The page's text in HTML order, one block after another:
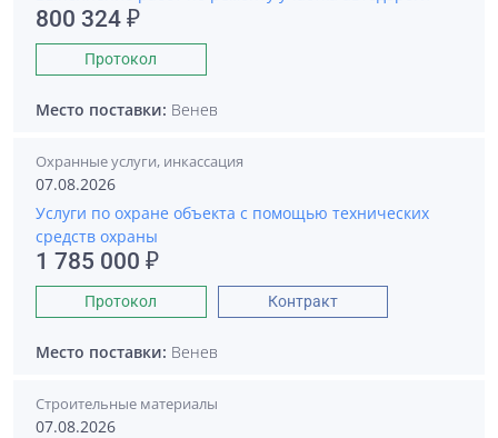
800 324 ₽
Протокол
Место поставки: Венев
Охранные услуги, инкассация
07.08.2026
Услуги по охране объекта с помощью технических
средств охраны
1 785 000 ₽
Протокол Контракт
Место поставки: Венев
Строительные материалы
07.08.2026